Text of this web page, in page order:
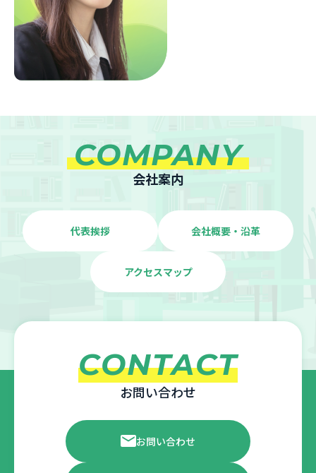
COMPANY
会社案内
代表挨拶 会社概要・沿革
アクセスマップ
CONTACT
お問い合わせ
お問い合わせ